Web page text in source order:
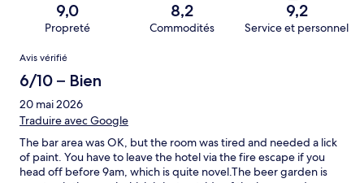
9,0
Propreté
8,2
Commodités
9,2
Service et personnel
Avis
Avis vérifié
6/10 – Bien
20 mai 2026
Traduire avec Google
The bar area was OK, but the room was tired and needed a lick
of paint. You have to leave the hotel via the fire escape if you
head off before 9am, which is quite novel.The beer garden is